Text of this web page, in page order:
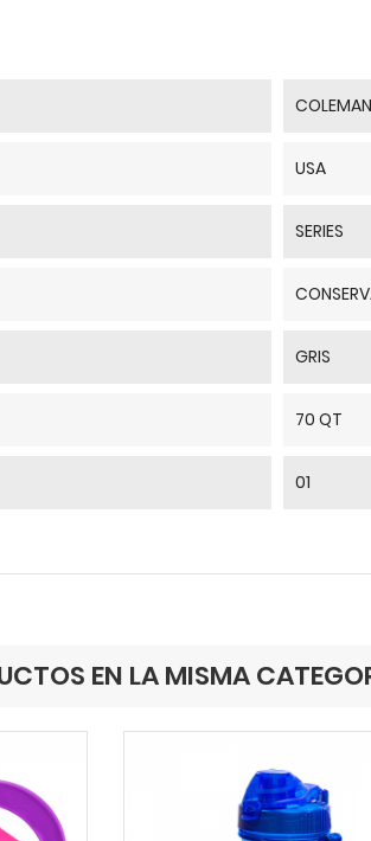
COLEMAN
USA
SERIES
GRIS
70 QT
01
EN LA MISMA